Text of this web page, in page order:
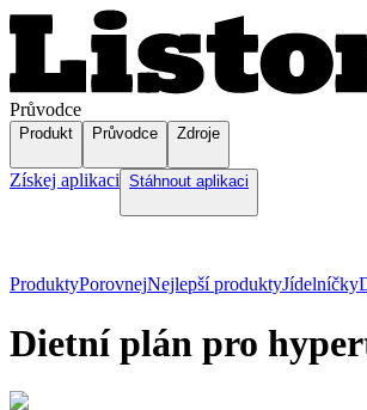
Průvodce
Produkt Průvodce Zdroje
Získej aplikaci Stáhnout aplikaci
ProduktyPorovnejNejlepší produktyJídelníčky
Dietní plán pro